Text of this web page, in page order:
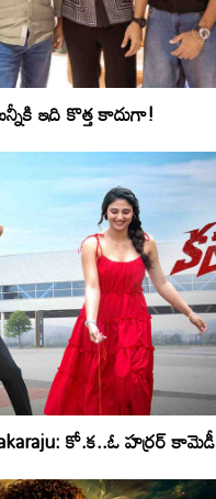
ఇది కొత్త కాదుగా!
కో.క..ఓ హర్రర్ కామెడీ